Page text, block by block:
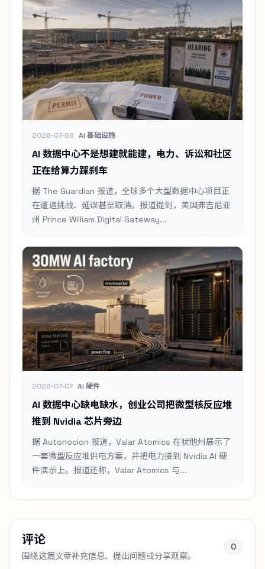
2026-07-08 AI 基础设施
AI 数据中心不是想建就能建，电力、诉讼和社区
正在给算力踩刹车
据 The Guardian 报道，全球多个大型数据中心项目正
在遭遇挑战、延误甚至取消。报道提到，美国弗吉尼亚
州 Prince William Digital Gateway...
2026-07-07 AI 硬件
AI 数据中心缺电缺水，创业公司把微型核反应堆
推到 Nvidia 芯片旁边
据 Autonocion 报道，Valar Atomics 在犹他州展示了
一套微型反应堆供电方案，并把电力接到 Nvidia AI 硬
件演示上。报道还称，Valar Atomics 与...
评论
围绕这篇文章补充信息、提出问题或分享观察。
0